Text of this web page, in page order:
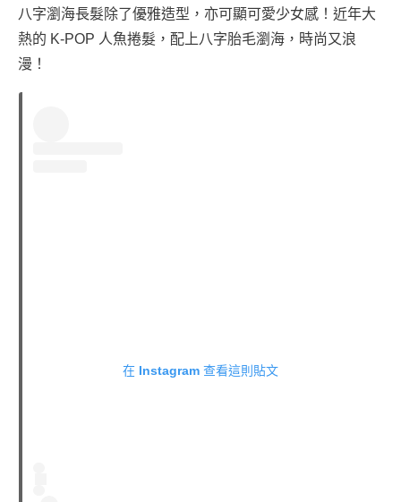
八字瀏海長髮除了優雅造型，亦可顯可愛少女感！近年大
熱的 K-POP 人魚捲髮，配上八字胎毛瀏海，時尚又浪
漫！
在 Instagram 查看這則貼文